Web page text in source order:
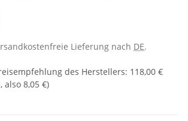
Lieferung nach DE.
des Herstellers: 118,00 €
, also 8,05 €)